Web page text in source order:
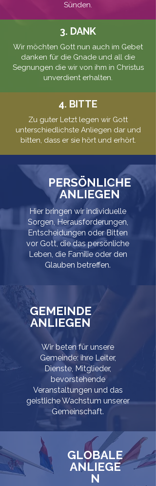
Sünden.
3. DANK
Wir möchten Gott nun auch im Gebet
danken für die Gnade und all die
Segnungen die wir von ihm in Christus
unverdient erhalten.
4. BITTE
Zu guter Letzt legen wir Gott
unterschiedlichste Anliegen dar und
bitten, dass er sie hört und erhört.
PERSÖNLICHE
ANLIEGEN
Hier bringen wir individuelle
Sorgen, Herausforderungen,
Entscheidungen oder Bitten
vor Gott, die das persönliche
Leben, die Familie oder den
Glauben betreffen.
GEMEINDE
ANLIEGEN
Wir beten für unsere
Gemeinde: ihre Leiter,
Dienste, Mitglieder,
bevorstehende
Veranstaltungen und das
geistliche Wachstum unserer
Gemeinschaft.
GLOBALE
ANLIEGE
N